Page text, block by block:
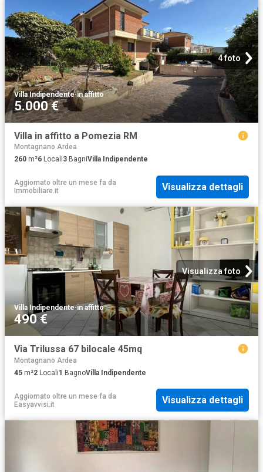
4 foto
Villa Indipendente·in affitto
5.000 €
Villa in affitto a Pomezia RM
Montagnano Ardea
260 m²6 Locali3 BagniVilla Indipendente
Aggiornato oltre un mese fa da
Immobiliare.it
Visualizza dettagli
Visualizza foto
Villa Indipendente·in affitto
490 €
Via Trilussa 67 bilocale 45mq
Montagnano Ardea
45 m²2 Locali1 BagnoVilla Indipendente
Aggiornato oltre un mese fa da
Easyavvisi.it
Visualizza dettagli